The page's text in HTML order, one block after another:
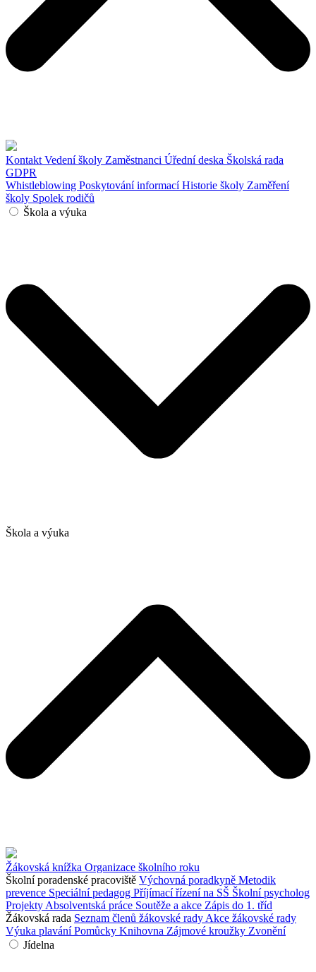
Kontakt Vedení školy Zaměstnanci Úřední deska Školská rada
GDPR
Whistleblowing Poskytování informacíHistorie školy Zaměření
školy Spolek rodičů
Škola a výuka
Škola a výuka
Žákovská knížka Organizace školního roku
Školní poradenské pracoviště Výchovná poradkyně Metodik
prevence Speciální pedagog Příjímací řízení na SŠ Školní psycholog
Projekty Absolventská práce Soutěže a akce Zápis do 1. tříd
Žákovská rada Seznam členů žákovské rady Akce žákovské rady
Výuka plaváníPomůcky Knihovna Zájmové kroužky Zvonění
Jídelna